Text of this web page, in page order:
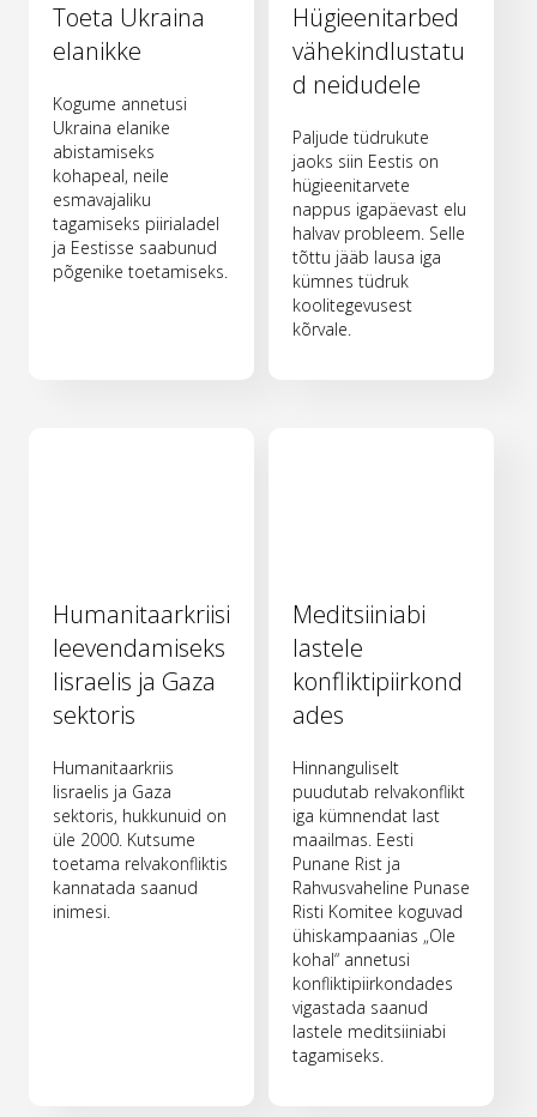
Toeta Ukraina
elanikke
Kogume annetusi
Ukraina elanike
abistamiseks
kohapeal, neile
esmavajaliku
tagamiseks piirialadel
ja Eestisse saabunud
põgenike toetamiseks.
Hügieenitarbed
vähekindlustatu
d neidudele
Paljude tüdrukute
jaoks siin Eestis on
hügieenitarvete
nappus igapäevast elu
halvav probleem. Selle
tõttu jääb lausa iga
kümnes tüdruk
koolitegevusest
kõrvale.
Humanitaarkriisi
leevendamiseks
Iisraelis ja Gaza
sektoris
Humanitaarkriis
Iisraelis ja Gaza
sektoris, hukkunuid on
üle 2000. Kutsume
toetama relvakonfliktis
kannatada saanud
inimesi.
Meditsiiniabi
lastele
konfliktipiirkond
ades
Hinnanguliselt
puudutab relvakonflikt
iga kümnendat last
maailmas. Eesti
Punane Rist ja
Rahvusvaheline Punase
Risti Komitee koguvad
ühiskampaanias „Ole
kohal“ annetusi
konfliktipiirkondades
vigastada saanud
lastele meditsiiniabi
tagamiseks.